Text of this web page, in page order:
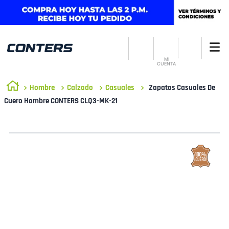
MI
CUENTA
Hombre Calzado Casuales
Zapatos Casuales De
Cuero Hombre CONTERS CLQ3-MK-21